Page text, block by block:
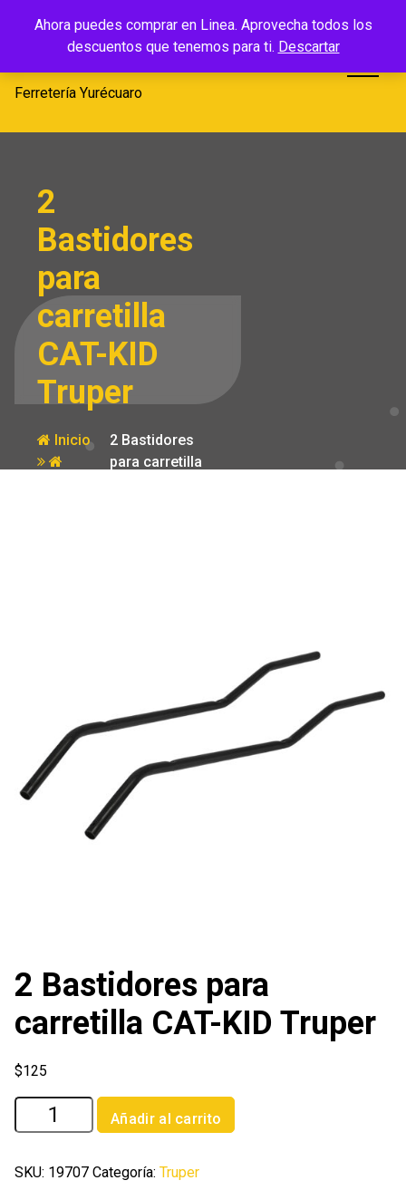
Ahora puedes comprar en Linea. Aprovecha todos los
descuentos que tenemos para ti. Descartar
Ferretería
Yurécuaro
Ferretería Yurécuaro
2
Bastidores
para
carretilla
CAT-KID
Truper
Inicio
2 Bastidores
para carretilla
2 Bastidores para
carretilla CAT-KID Truper
$125
2
Bastidores
carretilla
Añadir al carrito
SKU: 19707 Categoría: Truper